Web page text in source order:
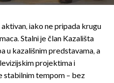
iako ne pripada krugu
Stalni je član Kazališta
u kazališnim predstavama, a
projektima i
stabilnim tempom – bez